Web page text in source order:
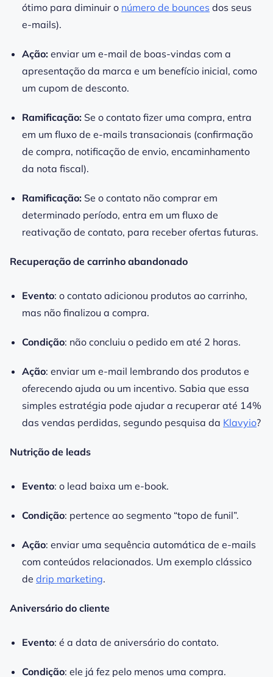
ótimo para diminuir o número de bounces dos seus
e-mails).
Ação: enviar um e-mail de boas-vindas com a
apresentação da marca e um benefício inicial, como
um cupom de desconto.
Ramificação: Se o contato fizer uma compra, entra
em um fluxo de e-mails transacionais (confirmação
de compra, notificação de envio, encaminhamento
da nota fiscal).
Ramificação: Se o contato não comprar em
determinado período, entra em um fluxo de
reativação de contato, para receber ofertas futuras.
Recuperação de carrinho abandonado
Evento: o contato adicionou produtos ao carrinho,
mas não finalizou a compra.
Condição: não concluiu o pedido em até 2 horas.
Ação: enviar um e-mail lembrando dos produtos e
oferecendo ajuda ou um incentivo. Sabia que essa
simples estratégia pode ajudar a recuperar até 14%
das vendas perdidas, segundo pesquisa da Klavyio?
Nutrição de leads
Evento: o lead baixa um e-book.
Condição: pertence ao segmento “topo de funil”.
Ação: enviar uma sequência automática de e-mails
com conteúdos relacionados. Um exemplo clássico
de drip marketing.
Aniversário do cliente
Evento: é a data de aniversário do contato.
Condição: ele já fez pelo menos uma compra.